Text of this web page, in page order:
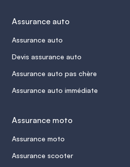
Assurance auto
Assurance auto
Devis assurance auto
Assurance auto pas chère
Assurance auto immédiate
Assurance moto
Assurance moto
Assurance scooter